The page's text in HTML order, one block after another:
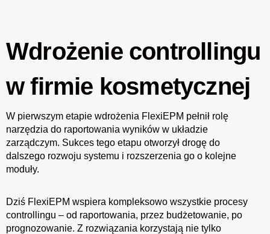
Wdrożenie controllingu
w firmie kosmetycznej
W pierwszym etapie wdrożenia FlexiEPM pełnił rolę
narzędzia do raportowania wyników w układzie
zarządczym. Sukces tego etapu otworzył drogę do
dalszego rozwoju systemu i rozszerzenia go o kolejne
moduły.
Dziś FlexiEPM wspiera kompleksowo wszystkie procesy
controllingu – od raportowania, przez budżetowanie, po
prognozowanie. Z rozwiązania korzystają nie tylko